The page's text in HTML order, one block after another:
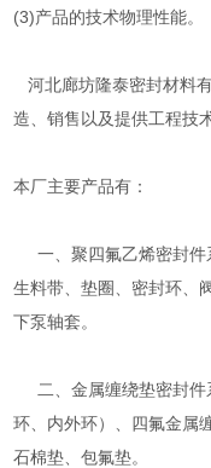
(3)产品的技术物理性能。
河北廊坊隆泰密封材料
造、销售以及提供工程技
本厂主要产品有：
一、聚四氟乙烯密封件
生料带、垫圈、密封环、
下泵轴套。
二、金属缠绕垫密封件
环、内外环）、四氟金属
石棉垫、包氟垫。